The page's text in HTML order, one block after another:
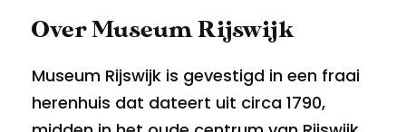
Over Museum Rijswijk
Museum Rijswijk is gevestigd in een fraai
herenhuis dat dateert uit circa 1790,